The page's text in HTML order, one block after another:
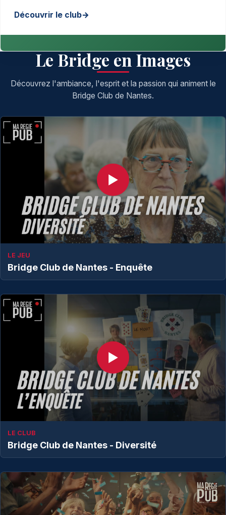
Découvrir le club
Le Bridge en Images
Découvrez l'ambiance, l'esprit et la passion qui animent le
Bridge Club de Nantes.
▶
LE JEU
Bridge Club de Nantes - Enquête
▶
LE CLUB
Bridge Club de Nantes - Diversité